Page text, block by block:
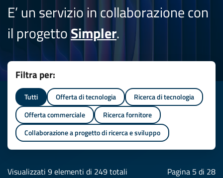
E’ un servizio in collaborazione con
il progettoSimpler.
Filtra per:
Tutti Offerta di tecnologia
Ricerca di tecnologia
Offerta commerciale
Ricerca fornitore
Collaborazione a progetto di ricerca e sviluppo
Visualizzati 9 elementi di 249 totali Pagina 5 di 28